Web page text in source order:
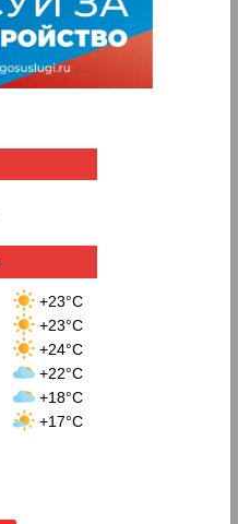
+23°C
+23°C
+24°C
+22°C
+18°C
+17°C